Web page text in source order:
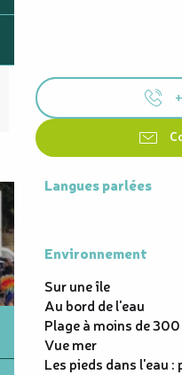
Langues parlées
Langues parlées
Environnement
Environnement
Sur une île
Au bord de l'eau
Plage à moins de
Vue mer
Les pieds dans l'eau :